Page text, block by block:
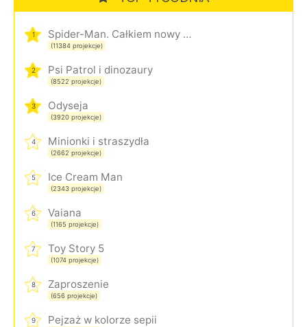
1 Spider-Man. Całkiem nowy dzień
(11384 projekcje)
2 Psi Patrol i dinozaury
(8522 projekcje)
3 Odyseja
(3920 projekcje)
4 Minionki i straszydła
(2662 projekcje)
5 Ice Cream Man
(2343 projekcje)
6 Vaiana
(1165 projekcje)
7 Toy Story 5
(1074 projekcje)
8 Zaproszenie
(656 projekcje)
9 Pejzaż w kolorze sepii